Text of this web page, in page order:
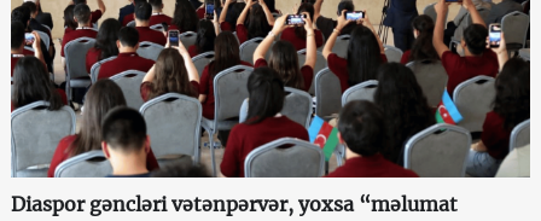
Diaspor gəncləri vətənpərvər, yoxsa “məlumat